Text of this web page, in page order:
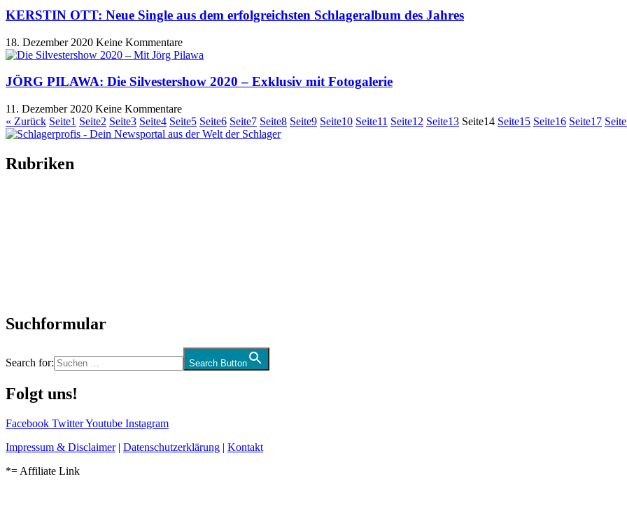
KERSTIN OTT: Neue Single aus dem erfolgreichsten Schlageralbum des Jahres
18. Dezember 2020 Keine Kommentare
JÖRG PILAWA: Die Silvestershow 2020 – Exklusiv mit Fotogalerie
11. Dezember 2020 Keine Kommentare
« Zurück Seite1 Seite2 Seite3 Seite4 Seite5 Seite6 Seite7 Seite8 Seite9 Seite10 Seite11 Seite12 Seite13 Seite14 Seite15 Seite16 Seite17 Seite
Rubriken
Suchformular
Search for: Search Button
Folgt uns!
Facebook TwitterYoutube Instagram
Impressum & Disclaimer| Datenschutzerklärung | Kontakt
*= Affiliate Link